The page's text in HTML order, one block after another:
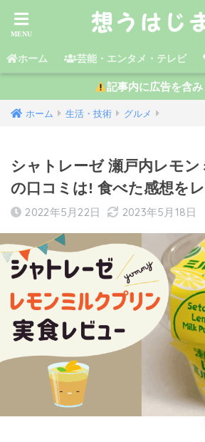
ホーム 芸能・エンタメ・テレビ
記事内に広告を含
ホーム 生活・技術 グルメ
シャトレーゼ 瀬戸内レモ
の口コミは! 食べた感想をレ
2022年5月22日 2023年5月18日